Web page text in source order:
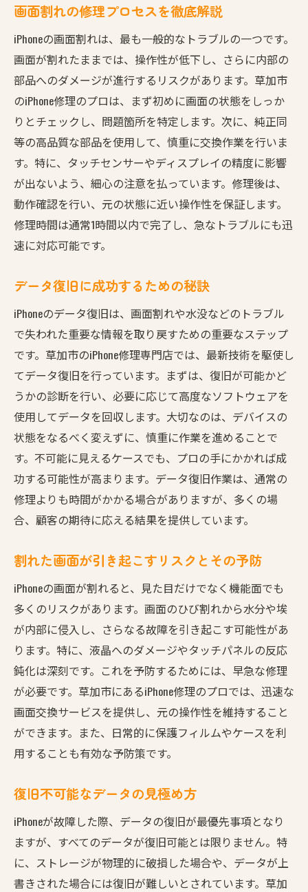
画面割れの修理プロセスを徹底解説
iPhoneの画面割れは、最も一般的なトラブルの一つです。
画面が割れたままでは、操作性が低下し、さらに内部の
部品へのダメージが進行するリスクがあります。草加市
のiPhone修理のプロは、まず初めに画面の状態をしっか
りとチェックし、問題箇所を特定します。次に、純正同
等の高品質な部品を使用して、慎重に交換作業を行いま
す。特に、タッチセンサーやディスプレイの精度に影響
が出ないよう、細心の注意を払っています。修理後は、
動作確認を行い、元の状態に近い操作性を保証します。
修理時間は通常1時間以内で完了し、急なトラブルにも迅
速に対応可能です。
データ復旧に成功するための秘訣
iPhoneのデータ復旧は、画面割れや水没などのトラブル
で失われた重要な情報を取り戻すための重要なステップ
です。草加市のiPhone修理専門店では、最新技術を駆使し
てデータ復旧を行っています。まずは、復旧が可能かど
うかの診断を行い、必要に応じて高度なソフトウェアを
使用してデータを回収します。大切なのは、デバイスの
状態をなるべく変えずに、慎重に作業を進めることで
す。不可能に見えるケースでも、プロの手にかかれば成
功する可能性が高まります。データ復旧作業は、通常の
修理よりも時間がかかる場合がありますが、多くの場
合、顧客の期待に応える結果を提供しています。
割れた画面が引き起こすリスクとその予防
iPhoneの画面が割れると、見た目だけでなく機能面でも
多くのリスクがあります。画面のひび割れから水分や埃
が内部に侵入し、さらなる故障を引き起こす可能性があ
ります。特に、液晶へのダメージやタッチパネルの反応
鈍化は深刻です。これを予防するためには、早急な修理
が必要です。草加市にあるiPhone修理のプロでは、迅速な
画面交換サービスを提供し、元の操作性を維持すること
ができます。また、日常的に保護フィルムやケースを利
用することも有効な予防策です。
復旧不可能なデータの見極め方
iPhoneが故障した際、データの復旧が最優先事項となり
ますが、すべてのデータが復旧可能とは限りません。特
に、ストレージが物理的に破損した場合や、データが上
書きされた場合には復旧が難しいとされています。草加